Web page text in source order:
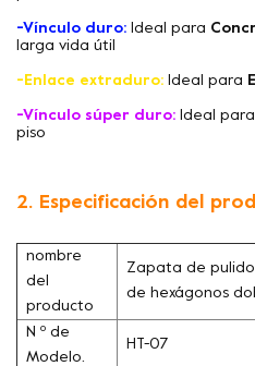
-Vínculo duro: Ideal para
larga vida útil
-Enlace extraduro: Ideal para
-Vínculo súper duro: Ideal para
piso
2. Especificación del
nombre
del
producto
Zapata de
de hexágonos
N º de
Modelo.
HT-07